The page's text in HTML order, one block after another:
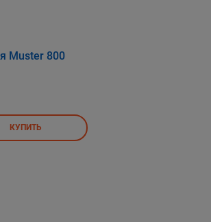
Мuster 800
КУПИТЬ